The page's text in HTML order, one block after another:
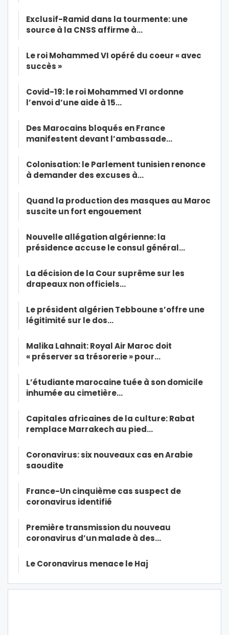
Exclusif-Ramid dans la tourmente: une
source à la CNSS affirme à…
Le roi Mohammed VI opéré du coeur « avec
succès »
Covid-19: le roi Mohammed VI ordonne
l’envoi d’une aide à 15…
Des Marocains bloqués en France
manifestent devant l’ambassade…
Colonisation: le Parlement tunisien renonce
à demander des excuses à…
Quand la production des masques au Maroc
suscite un fort engouement
Nouvelle allégation algérienne: la
présidence accuse le consul général…
La décision de la Cour suprême sur les
drapeaux non officiels…
Le président algérien Tebboune s’offre une
légitimité sur le dos…
Malika Lahnait: Royal Air Maroc doit
« préserver sa trésorerie » pour…
L’étudiante marocaine tuée à son domicile
inhumée au cimetière…
Capitales africaines de la culture: Rabat
remplace Marrakech au pied…
Coronavirus: six nouveaux cas en Arabie
saoudite
France-Un cinquième cas suspect de
coronavirus identifié
Première transmission du nouveau
coronavirus d’un malade à des…
Le Coronavirus menace le Haj